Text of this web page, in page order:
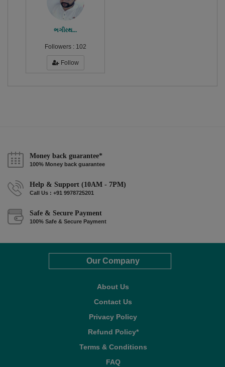
ભગીરથ...
Followers : 102
Follow
Money back guarantee*
100% Money back guarantee
Help & Support (10AM - 7PM)
Call Us : +91 9978725201
Safe & Secure Payment
100% Safe & Secure Payment
Our Company
About Us
Contact Us
Privacy Policy
Refund Policy*
Terms & Conditions
FAQ